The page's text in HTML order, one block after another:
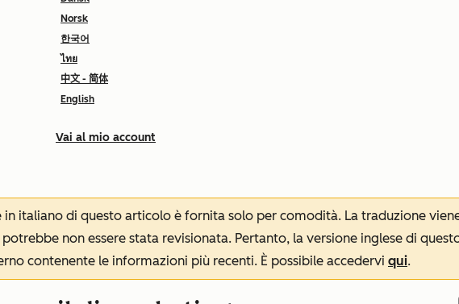
Norsk
한국어
ไทย
中文 - 简体
English
Vai al mio account
in italiano di questo articolo è fornita solo per comodità. La traduzione
non essere stata revisionata. Pertanto, la versione inglese di
contenente le informazioni più recenti. È possibile accedervi qui.